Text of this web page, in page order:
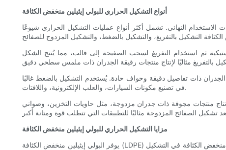
أنواع التشكيل الحراري للبولي إيثيلين منخفض الكثافة
النهائي. تشمل أكثر أنواع عمليات التشكيل الحراري شيوعًا
ثم استخدام التفريغ لسحب الصفيحة إلى قالب، مما يُنتج الشكل
ذات تفاصيل دقيقة وحواف حادة. يُستخدم التشكيل بالضغط غالبًا
في تصنيع مكونات السيارات، والعلب الإلكترونية، واللافتات.
منتجات مجوفة ذات جدران مزدوجة، مثل حاويات التخزين، وصواني
مزايا التشكيل الحراري للبولي إيثيلين منخفض الكثافة
يوفر البولي إيثيلين منخفض الكثافة (LDPE) مزايا عديدة لتطبيقات التشكيل الحراري، مما يجعله مادة متعددة الاستخدامات لمجموعة واسعة من المنتجات. من أهم فوائد استخدام البولي إيثيلين منخفض الكثافة في التشكيل